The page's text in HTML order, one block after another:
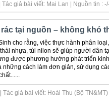
giả bài viết: Mai Lan | Nguồn tin :
rác tại nguồn – không khó
cho rằng, việc thực hành phân
nhựa, túi nilon sẽ giúp người dân
được phương hướng phát triển
những cách làm đơn giản, sử dụng
giả bài viết: Hoài Thu (Bộ